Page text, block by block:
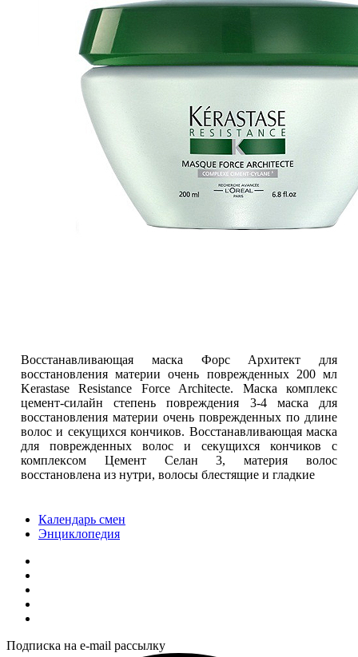
Восстанавливающая маска Форс Архитект для
восстановления материи очень поврежденных 200 мл
Kerastase Resistance Force Architecte. Маска комплекс
цемент-силайн степень повреждения 3-4 маска для
восстановления материи очень поврежденных по длине
волос и секущихся кончиков. Восстанавливающая маска
для поврежденных волос и секущихся кончиков с
комплексом Цемент Селан 3, материя волос
восстановлена из нутри, волосы блестящие и гладкие
Календарь смен
Энциклопедия
Подписка на e-mail рассылку